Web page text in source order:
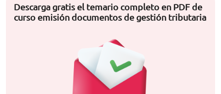
Descarga gratis el temario completo en PDF de
curso emisión documentos de gestión tributaria